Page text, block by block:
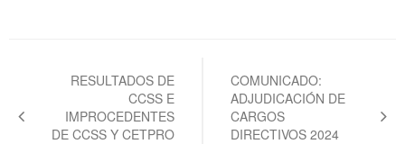
entradas
RESULTADOS DE
CCSS E
IMPROCEDENTES
DE CCSS Y CETPRO
COMUNICADO:
ADJUDICACIÓN DE
CARGOS
DIRECTIVOS 2024